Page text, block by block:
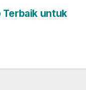
Terbaik untuk